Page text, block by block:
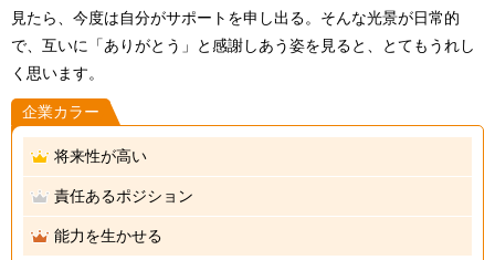
見たら、今度は自分がサポートを申し出る。そんな光景が日常的
で、互いに「ありがとう」と感謝しあう姿を見ると、とてもうれし
く思います。
企業カラー
将来性が高い
責任あるポジション
能力を生かせる